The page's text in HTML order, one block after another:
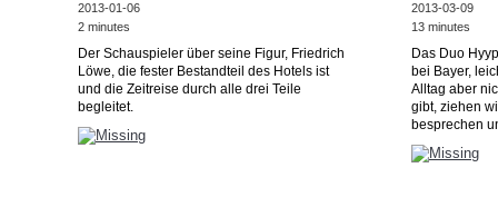
2013-01-06
2 minutes
Der Schauspieler über seine Figur, Friedrich
Löwe, die fester Bestandteil des Hotels ist
und die Zeitreise durch alle drei Teile
begleitet.
2013-03-09
13 minutes
Das Duo
bei Bayer,
Alltag aber
gibt, ziehen
besprechen